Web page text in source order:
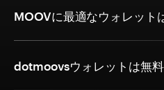
MOOVに最適なウォレット
dotmoovsウォレットは無料